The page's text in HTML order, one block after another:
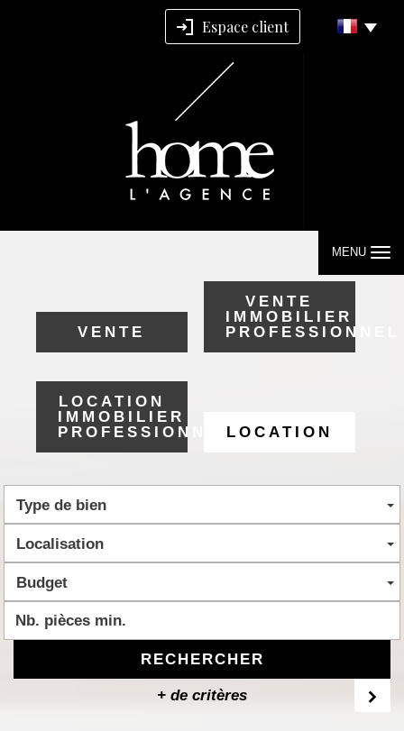
Espace client
MENU
VENTE
VENTE
IMMOBILIER
PROFESSIONNEL
LOCATION
IMMOBILIER
PROFESSIONNELLOCATION
Type de bien
Localisation
Budget
RECHERCHER
+ de critères